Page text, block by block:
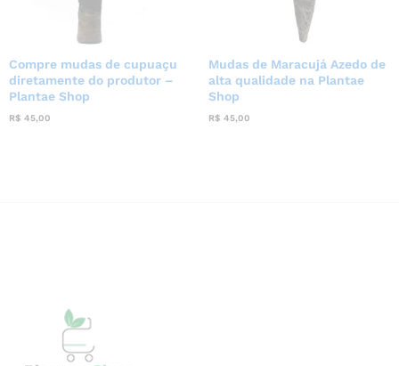
Compre mudas de cupuaçu
diretamente do produtor –
Plantae Shop
R$ 45,00
Mudas de Maracujá Azedo de
alta qualidade na Plantae
Shop
R$ 45,00